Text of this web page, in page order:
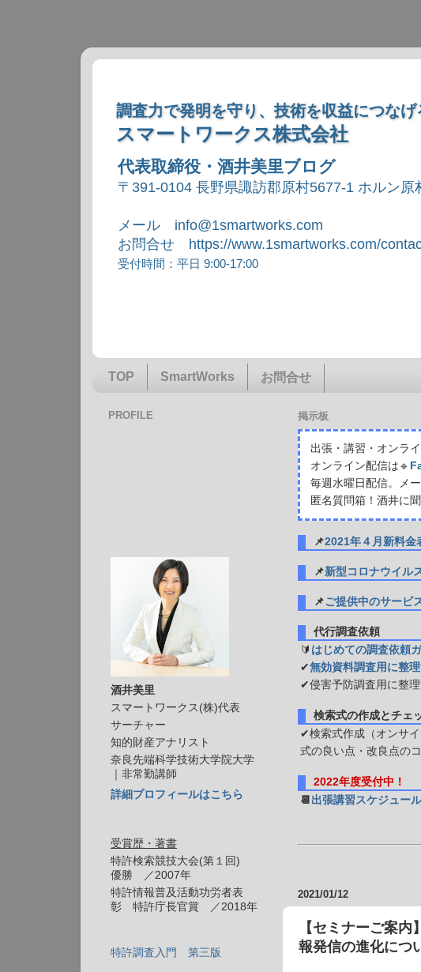
調査力で発明を守り、技術を収益につなげ
スマートワークス株式会社
代表取締役・酒井美里ブログ
〒391-0104 長野県諏訪郡原村5677-1 ホルン原
メール info@1smartworks.com
お問合せ https://www.1smartworks.com/
受付時間：平日 9:00-17:00
TOP SmartWorks お問合せ
掲示板
出張・講習・オンラ
オンライン配信は🔹
毎週水曜日配信。メ
匿名質問箱！酒井に
📌2021年４月新料金
📌新型コロナウイル
📌ご提供中のサービ
代行調査依頼
🔰 はじめての調査依頼
✔無効資料調査用に整
✔侵害予防調査用に整
検索式の作成とチェ
✔検索式作成（オンサ
式の良い点・改良点の
2022年度受付中！
📆 出張講習スケジュール
2021/01/12
【セミナーご案
報発信の進化につ
PROFILE
酒井美里
スマートワークス(株)代表
サーチャー
知的財産アナリスト
奈良先端科学技術大学院大学
｜非常勤講師
詳細プロフィールはこちら
受賞歴・著書
特許検索競技大会(第１回)
優勝 ／2007年
特許情報普及活動功労者表
彰 特許庁長官賞 ／2018年
特許調査入門 第三版